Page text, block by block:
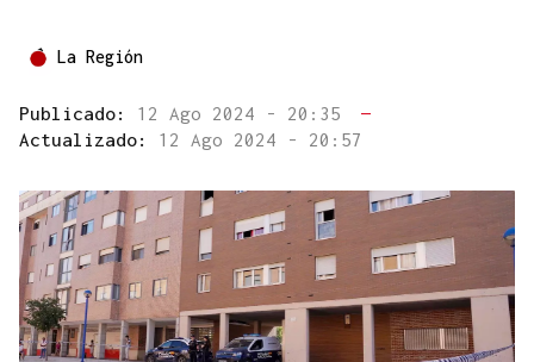
La Región
Publicado: 12 Ago 2024 - 20:35
—
Actualizado: 12 Ago 2024 - 20:57